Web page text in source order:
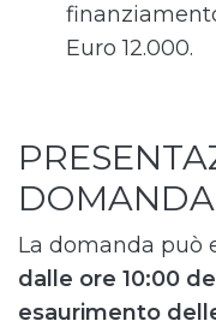
Euro 12.000.
DOMANDA
La domanda può
dalle ore 10:00
esaurimento